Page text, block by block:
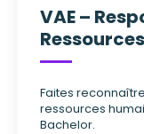
VAE –
Faites
ressources
Bachelor.